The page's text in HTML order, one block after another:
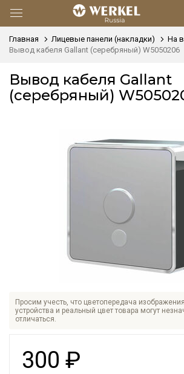
Главная Лицевые панели (накладки)
На
Вывод кабеля Gallant (серебряный) W5050206
Вывод кабеля Gallant
(серебряный)
Просим учесть, что цветопередача
устройства и реальный цвет товара могут
отличаться.
300 ₽